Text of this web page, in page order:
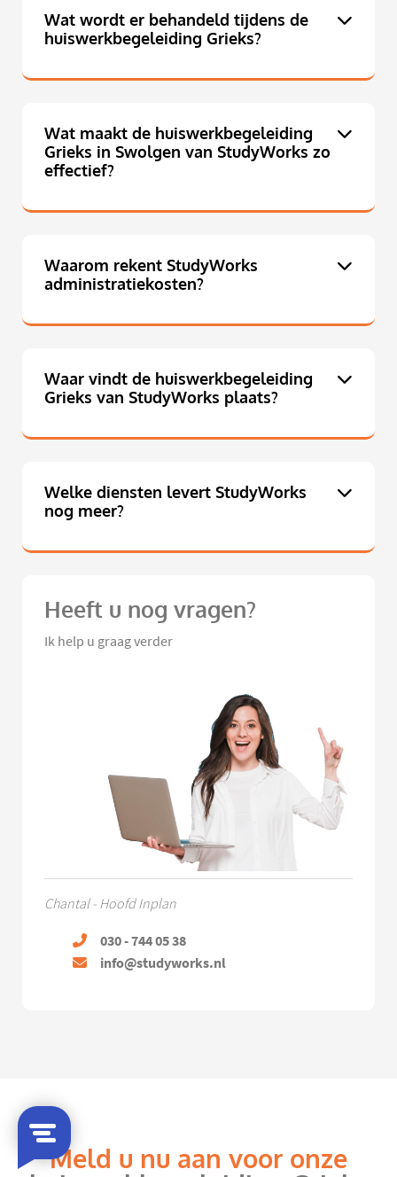
Wat wordt er behandeld tijdens de
huiswerkbegeleiding Grieks?
Wat maakt de huiswerkbegeleiding
Grieks in Swolgen van StudyWorks zo
effectief?
Waarom rekent StudyWorks
administratiekosten?
Waar vindt de huiswerkbegeleiding
Grieks van StudyWorks plaats?
Welke diensten levert StudyWorks
nog meer?
Heeft u nog vragen?
Ik help u graag verder
Chantal - Hoofd Inplan
030 - 744 05 38
info@studyworks.nl
Meld u nu aan voor onze